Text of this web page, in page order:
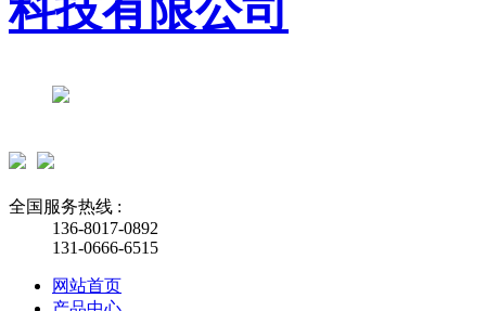
全国服务热线 :
136-8017-0892
131-0666-6515
网站首页